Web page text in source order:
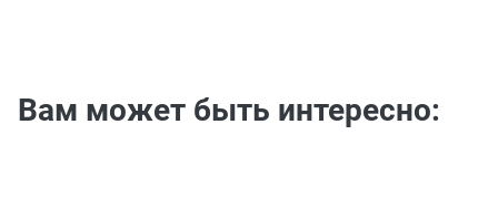
Вам может быть интересно: